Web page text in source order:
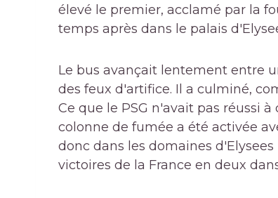
élevé le premier, acclamé par la
temps après dans le palais
Le bus avançait lentement entre
des feux d'artifice. Il a culminé,
Ce que le PSG n'avait pas réussi
colonne de fumée a été activée
donc dans les domaines
victoires de la France en deux